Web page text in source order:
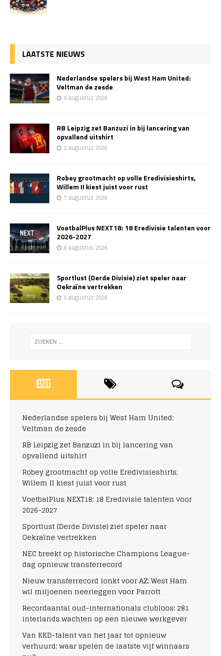
LAATSTE NIEUWS
Nederlandse spelers bij West Ham United:
Veltman de zesde
9 augustus 2026
RB Leipzig zet Banzuzi in bij lancering van
opvallend uitshirt
8 augustus 2026
Robey grootmacht op volle Eredivisieshirts,
Willem II kiest juist voor rust
7 augustus 2026
VoetbalPlus NEXT18: 18 Eredivisie talenten voor
2026-2027
6 augustus 2026
Sportlust (Derde Divisie) ziet speler naar
Oekraïne vertrekken
5 augustus 2026
Nederlandse spelers bij West Ham United:
Veltman de zesde
RB Leipzig zet Banzuzi in bij lancering van
opvallend uitshirt
Robey grootmacht op volle Eredivisieshirts,
Willem II kiest juist voor rust
VoetbalPlus NEXT18: 18 Eredivisie talenten voor
2026-2027
Sportlust (Derde Divisie) ziet speler naar
Oekraïne vertrekken
NEC breekt op historische Champions League-
dag opnieuw transferrecord
Nieuw transferrecord lonkt voor AZ: West Ham
wil miljoenen neerleggen voor Parrott
Recordaantal oud-internationals clubloos: 281
interlands wachten op een nieuwe werkgever
Van KKD-talent van het jaar tot opnieuw
verhuurd: waar spelen de laatste vijf winnaars